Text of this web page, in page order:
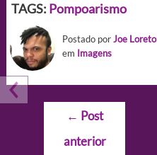
TAGS: Pompoarismo
Postado porJoe Loreto
em Imagens
Navegação
Post
← Post
anterior